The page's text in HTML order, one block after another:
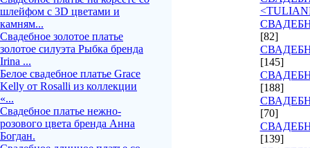
шлейфом с 3D цветами и
камням...
Свадебное золотое платье
золотое силуэта Рыбка бренда
Irina ...
Белое свадебное платье Grace
Kelly от Rosalli из коллекции
«...
Свадебное платье нежно-
розового цвета бренда Анна
Богдан.
[82]
[145]
[188]
[70]
[139]